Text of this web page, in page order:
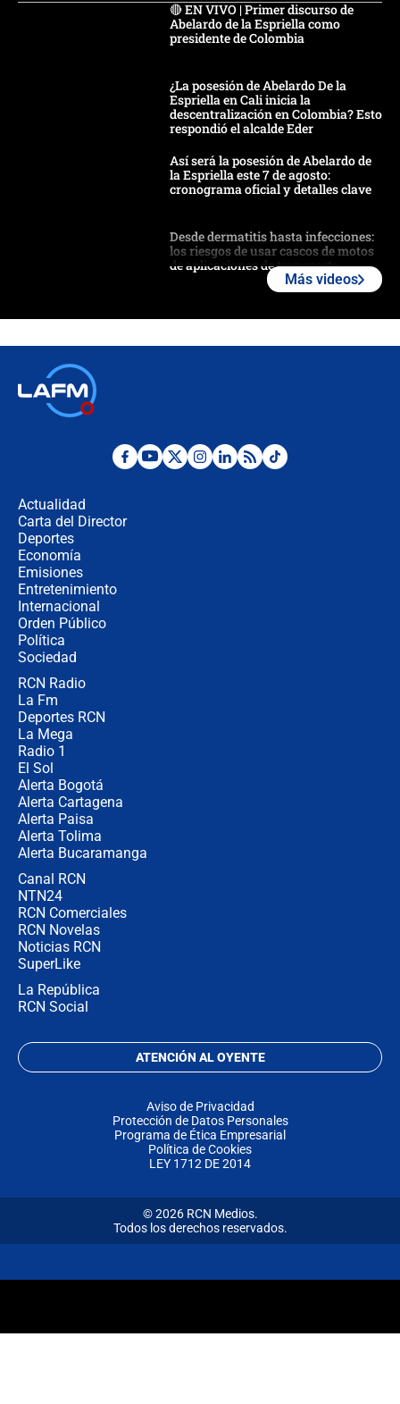
🔴 EN VIVO | Primer discurso de
Abelardo de la Espriella como
presidente de Colombia
¿La posesión de Abelardo De la
Espriella en Cali inicia la
descentralización en Colombia? Esto
respondió el alcalde Eder
Así será la posesión de Abelardo de
la Espriella este 7 de agosto:
cronograma oficial y detalles clave
Desde dermatitis hasta infecciones:
los riesgos de usar cascos de motos
de aplicaciones de transporte
Posesión de Abelardo De La Espriella
Más videos
Actualidad
Carta del Director
Deportes
Economía
Emisiones
Entretenimiento
Internacional
Orden Público
Política
Sociedad
RCN Radio
La Fm
Deportes RCN
La Mega
Radio 1
El Sol
Alerta Bogotá
Alerta Cartagena
Alerta Paisa
Alerta Tolima
Alerta Bucaramanga
Canal RCN
NTN24
RCN Comerciales
RCN Novelas
Noticias RCN
SuperLike
La República
RCN Social
ATENCIÓN AL OYENTE
Aviso de Privacidad
Protección de Datos Personales
Programa de Ética Empresarial
Política de Cookies
LEY 1712 DE 2014
© 2026 RCN Medios.
Todos los derechos reservados.